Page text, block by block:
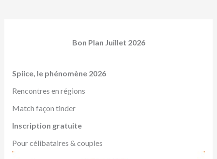
Bon Plan Juillet 2026
Spiice, le phénomène 2026
Rencontres en régions
Match façon tinder
Inscription gratuite
Pour célibataires & couples